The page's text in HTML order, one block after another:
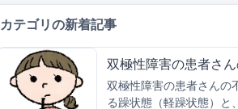
カテゴリの新着記事
双極性障害の患者さ
双極性障害の患者さん
る躁状態（軽躁状態）と